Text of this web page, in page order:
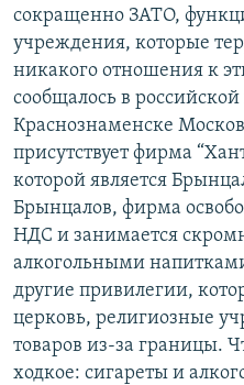
сокращенно ЗАТО,
учреждения, которые
никакого отношения к
сообщалось в
Краснознаменске
присутствует фирма
которой является
Брынцалов, фирма
НДС и занимается
алкогольными
другие привилегии,
церковь, религиозные
товаров из-за границы.
ходкое: сигареты и